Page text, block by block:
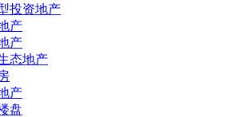
投资地产
产
产
态地产
产
盘